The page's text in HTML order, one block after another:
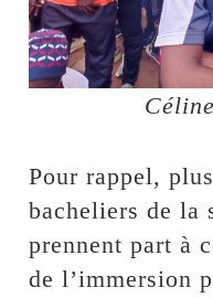
Pour rappel,
bacheliers de la
prennent part à
de l’immersion